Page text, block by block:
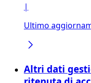
|
Ultimo
Altri dati